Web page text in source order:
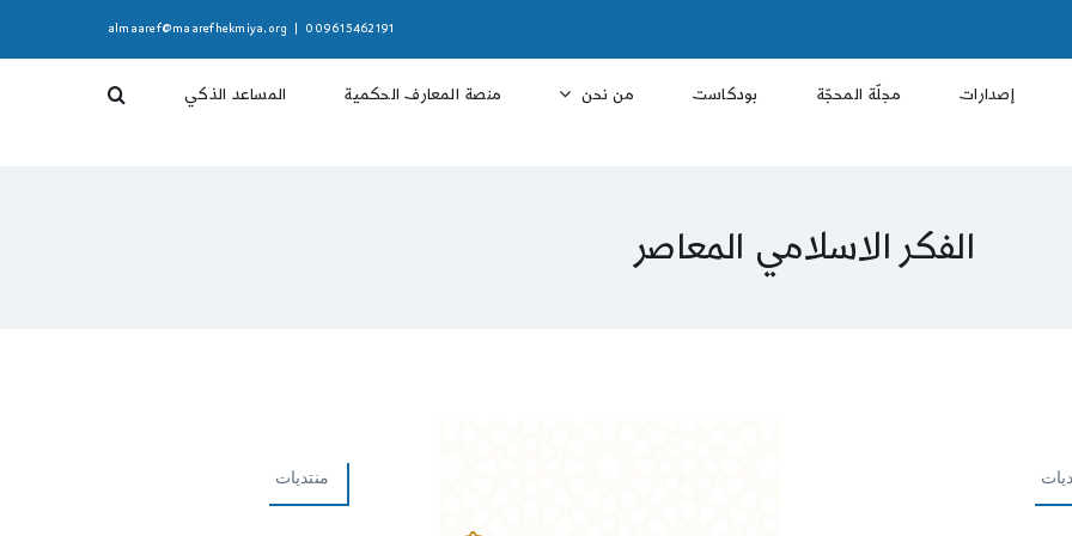
009615462191
almaaref@maarefhekmiya.org
إصدارات مجلّة المحجّة بودكاست من نحن منصة المعارف الحكمية المساعد الذكي
الفكر الاسلامي المعاصر
منتديات